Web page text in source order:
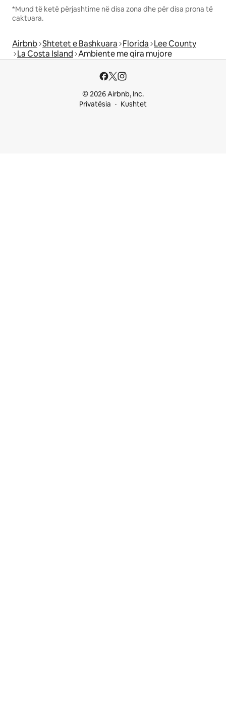
*Mund të ketë përjashtime në disa zona dhe për disa prona të
caktuara.
Airbnb Shtetet e Bashkuara Florida Lee County
La Costa Island Ambiente me qira mujore
© 2026 Airbnb, Inc.
Privatësia
Kushtet